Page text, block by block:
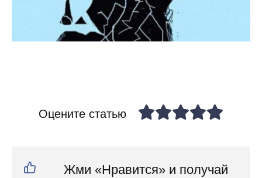
Оцените статью
Жми «Нравится» и получай